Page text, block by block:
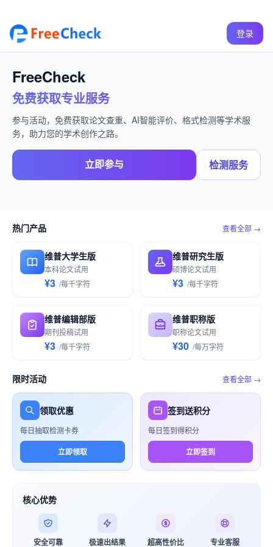
登录
FreeCheck
免费获取专业服务
参与活动，免费获取论文查重、AI智能评价、格式检测等学术服
务，助力您的学术创作之路。
立即参与 检测服务
热门产品 查看全部 →
维普大学生版
本科论文试用
¥3 /每千字符
维普研究生版
硕博论文试用
¥3 /每千字符
维普编辑部版
期刊投稿试用
¥3 /每千字符
维普职称版
职称论文试用
¥30 /每万字符
限时活动 查看全部 →
领取优惠
每日抽取检测卡券
立即领取
签到送积分
每日签到得积分
立即签到
核心优势
安全可靠 极速出结果 超高性价比 专业客服